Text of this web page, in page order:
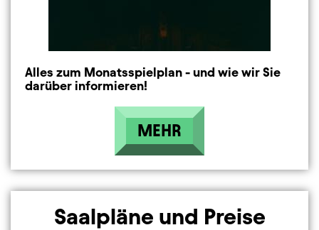
Alles zum Monatsspielplan - und wie wir Sie
darüber informieren!
MEHR
Saalpläne und Preise